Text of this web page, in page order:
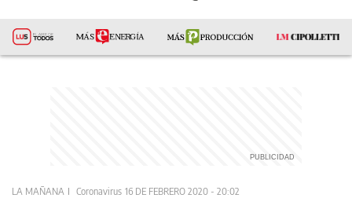
LA MAÑANA Coronavirus 16 DE FEBRERO 2020 - 20:02